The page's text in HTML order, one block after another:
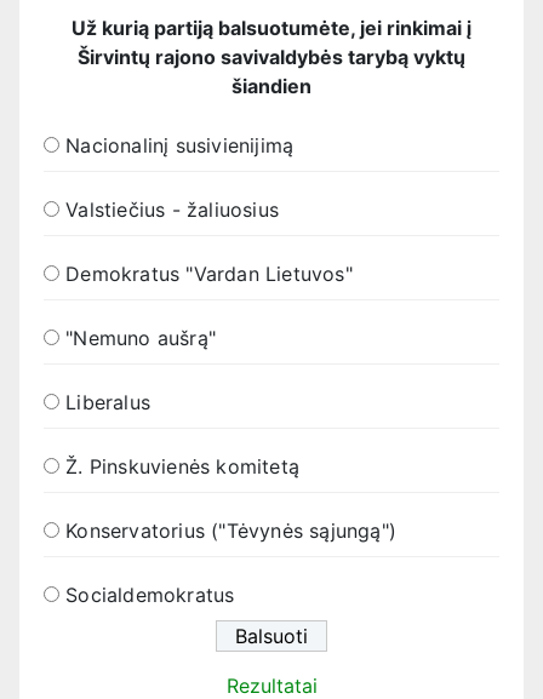
Už kurią partiją balsuotumėte, jei rinkimai į
Širvintų rajono savivaldybės tarybą vyktų
šiandien
Nacionalinį susivienijimą
Valstiečius - žaliuosius
Demokratus "Vardan Lietuvos"
"Nemuno aušrą"
Liberalus
Ž. Pinskuvienės komitetą
Konservatorius ("Tėvynės sąjungą")
Socialdemokratus
Rezultatai